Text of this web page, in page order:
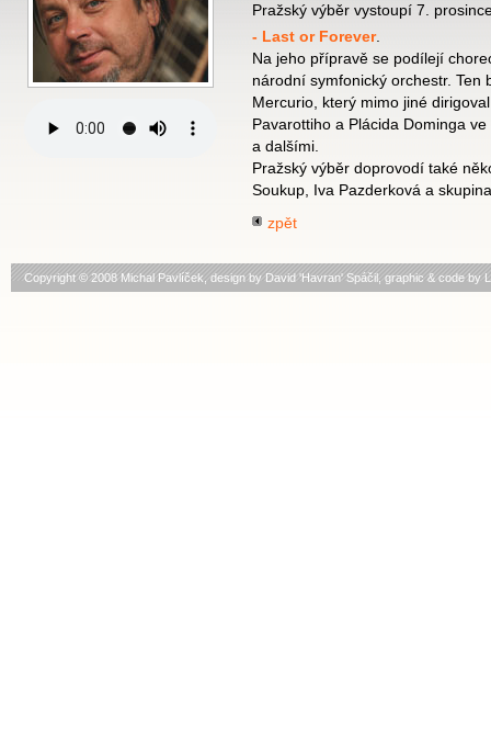
Pražský výběr vystoupí 7.
- Last or Forever.
Na jeho přípravě se podílejí
národní symfonický orchestr.
Mercurio, který mimo jiné
Pavarottiho a Plácida Dominga
a dalšími.
Pražský výběr doprovodí také
Soukup, Iva Pazderková a
zpět
Copyright © 2008 Michal Pavlíček, design by David 'Havran' Spáčil , graphic & code by